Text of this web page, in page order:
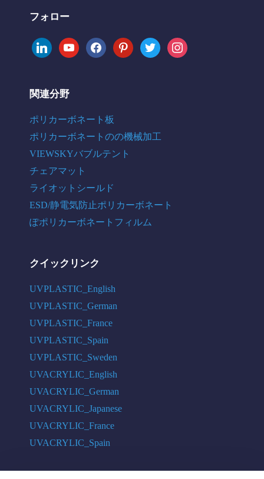
フォロー
linkedinyoutubefacebookpinteresttwitter instagram
関連分野
ポリカーボネート板
ポリカーボネートのの機械加工
VIEWSKYバブルテント
チェアマット
ライオットシールド
ESD/静電気防止ポリカーボネート
ぽポリカーボネートフィルム
クイックリンク
UVPLASTIC_English
UVPLASTIC_German
UVPLASTIC_France
UVPLASTIC_Spain
UVPLASTIC_Sweden
UVACRYLIC_English
UVACRYLIC_German
UVACRYLIC_Japanese
UVACRYLIC_France
UVACRYLIC_Spain